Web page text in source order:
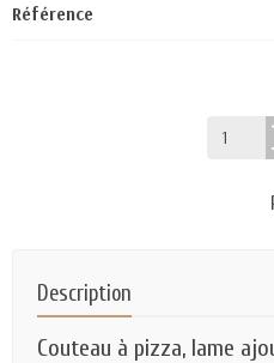
Référence
Description
Couteau à pizza, lame